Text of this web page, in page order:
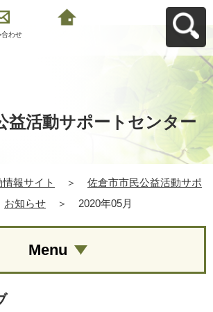
合わせ
益活動サポートセンター
報サイト ＞
佐倉市市民公益活動サポ
お知らせ ＞ 2020年05月
Menu